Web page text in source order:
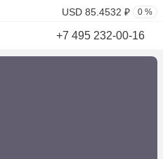
USD 85.4532 ₽ 0 %
+7 495 232-00-16